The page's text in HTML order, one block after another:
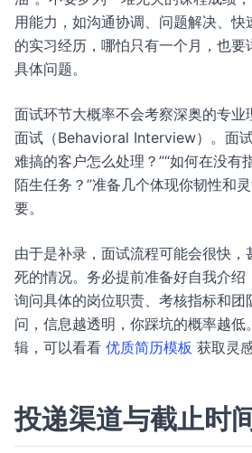
用能力，如沟通协调、问题解决、快
的实习经历，哪怕只有一个月，也要
具体问题。
面试环节大概率不会考察深奥的专业
面试（Behavioral Interview）。面
难搞的客户怎么处理？”“如何在没有
陌生任务？”准备几个体现你韧性和
要。
由于是补录，面试流程可能会很快，
死的情况。务必提前准备好自我介绍
询问具体的岗位职责、考核指标和团
问，信息越透明，你踩坑的概率越低
辑，可以看看 优质简历模板 获取灵感
投递渠道与截止时